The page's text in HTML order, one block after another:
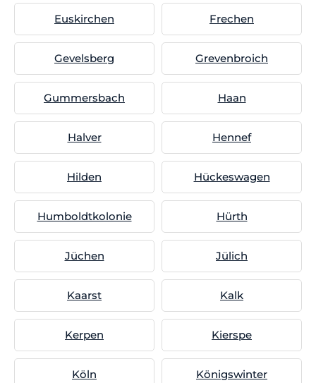
Euskirchen Frechen
Gevelsberg Grevenbroich
Gummersbach Haan
Halver Hennef
Hilden Hückeswagen
Humboldtkolonie Hürth
Jüchen Jülich
Kaarst Kalk
Kerpen Kierspe
Köln Königswinter